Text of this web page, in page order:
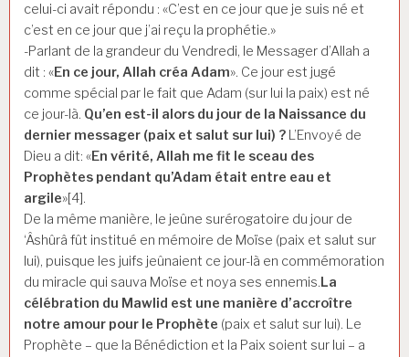
celui-ci avait répondu : «C’est en ce jour que je suis né et
c’est en ce jour que j’ai reçu la prophétie.»
-Parlant de la grandeur du Vendredi, le Messager d’Allah a
dit : «En ce jour, Allah créa Adam». Ce jour est jugé
comme spécial par le fait que Adam (sur lui la paix) est né
ce jour-là. Qu’en est-il alors du jour de la Naissance du
dernier messager (paix et salut sur lui) ? L’Envoyé de
Dieu a dit: «En vérité, Allah me fit le sceau des
Prophètes pendant qu’Adam était entre eau et
argile»[4].
De la même manière, le jeûne surérogatoire du jour de
‘Âshûrâ fût institué en mémoire de Moïse (paix et salut sur
lui), puisque les juifs jeûnaient ce jour-là en commémoration
du miracle qui sauva Moïse et noya ses ennemis.La
célébration du Mawlid est une manière d’accroître
notre amour pour le Prophète (paix et salut sur lui). Le
Prophète – que la Bénédiction et la Paix soient sur lui – a